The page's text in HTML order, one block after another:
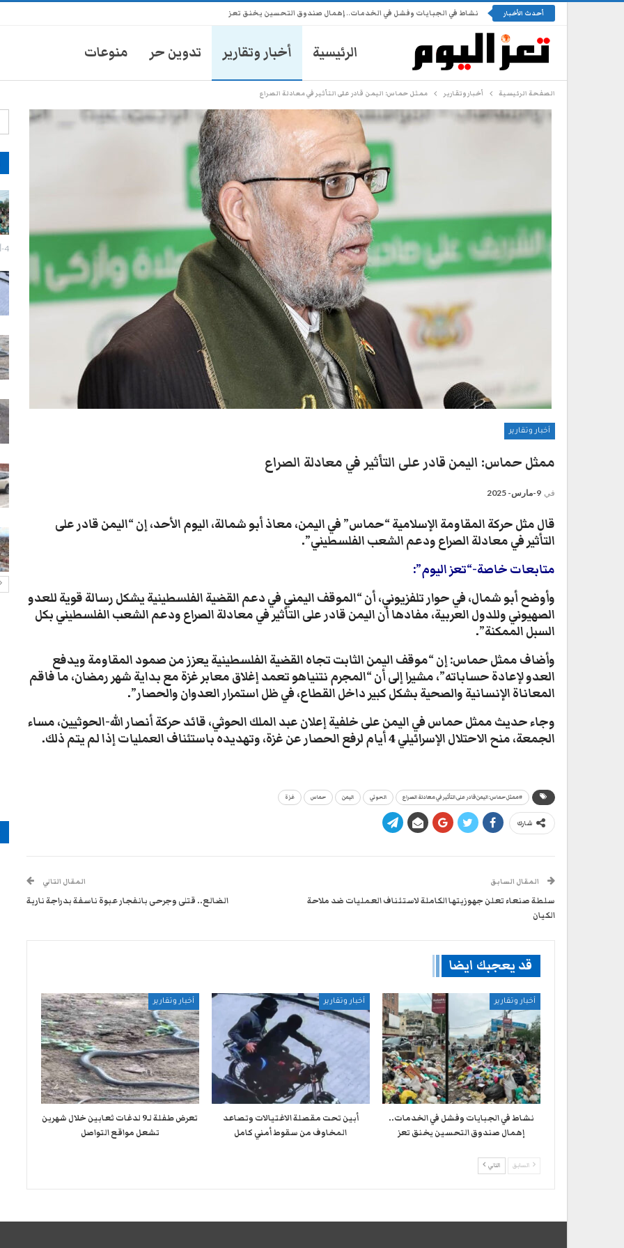
أحدث الأخبار نشاط في الجبايات وفشل في الخدمات.. إهمال صندوق التحسين يخنق تعز
الرئيسية أخبار وتقارير تدوين حر منوعات
الصفحة الرئيسية أخبار وتقارير ممثل حماس: اليمن قادر على التأثير في معادلة الصراع
أخبار وتقارير
ممثل حماس: اليمن قادر على التأثير في معادلة الصراع
في 9-مارس- 2025
قال مثل حركة المقاومة الإسلامية “حماس” في اليمن، معاذ أبو شمالة، اليوم الأحد، إن “اليمن قادر على
التأثير في معادلة الصراع ودعم الشعب الفلسطيني”.
متابعات خاصة-“تعز اليوم”:
وأوضح أبو شمال، في حوار تلفزيوني، أن “الموقف اليمني في دعم القضية الفلسطينية يشكل رسالة قوية للعدو
الصهيوني وللدول العربية، مفادها أن اليمن قادر على التأثير في معادلة الصراع ودعم الشعب الفلسطيني بكل
السبل الممكنة”.
وأضاف ممثل حماس: إن “موقف اليمن الثابت تجاه القضية الفلسطينية يعزز من صمود المقاومة ويدفع
العدو لإعادة حساباته”، مشيرا إلى أن “المجرم نتنياهو تعمد إغلاق معابر غزة مع بداية شهر رمضان، ما فاقم
المعاناة الإنسانية والصحية بشكل كبير داخل القطاع، في ظل استمرار العدوان والحصار”.
وجاء حديث ممثل حماس في اليمن على خلفية إعلان عبد الملك الحوثي، قائد حركة أنصار الله-الحوثيين، مساء
الجمعة، منح الاحتلال الإسرائيلي 4 أيام لرفع الحصار عن غزة، وتهديده باستئناف العمليات إذا لم يتم ذلك.
#ممثل حماس: اليمن قادر على التأثير في معادلة الصراع الحوثي اليمن حماس غزة
شارك
المقال السابق
سلطة صنعاء تعلن جهوزيتها الكاملة لاستئناف العمليات ضد ملاحة
الكيان
المقال التالي
الضالع.. قتلى وجرحى بانفجار عبوة ناسفة بدراجة نارية
قد يعجبك ايضا
أخبار وتقارير
نشاط في الجبايات وفشل في الخدمات..
إهمال صندوق التحسين يخنق تعز
أخبار وتقارير
أبين تحت مقصلة الاغتيالات وتصاعد
المخاوف من سقوط أمني كامل
أخبار وتقارير
تعرض طفلة لـ9 لدغات ثعابين خلال شهرين
تشعل مواقع التواصل
السابق التالي
إزالة صور الزُبيدي تفجر اشتباكات
27-يوليو- 2026
تعز: احتجاج لبائعي الدجاج رفضاً
لفرض رسوم غير قانونية
أزمة الغاز تخنق تعز والمواطنون
عالقون في الطوابير
26-يوليو- 2026
عدن: قوة عسكرية تطرد قيادات
نقابة عمال الجنوب وتصيب رئيسها
هجوم مسلح يستهدف منزل مواطن
في تعز
4-أغسطس- 2026